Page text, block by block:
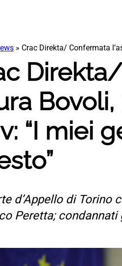
» Crac Direkta/ Confermata
“I miei
d’Appello di Torino
Peretta;